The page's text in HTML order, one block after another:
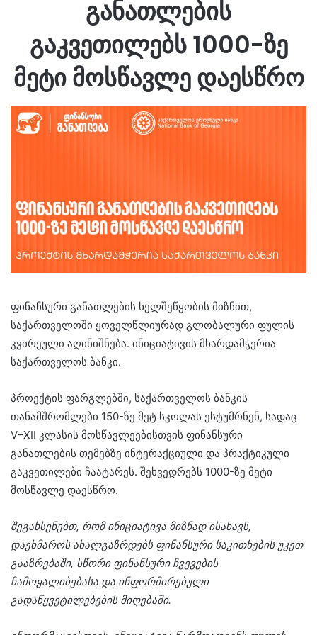
განათლების
გაკვეთილებს 1000-ზე
მეტი მოსწავლე დაესწრო
ფინანსური განათლების ხელშეწყობის მიზნით,
საქართველოში ყოველწლიურად გლობალური ფულის
კვირეული აღინიშნება. ინიციატივის მხარდამჭერია
საქართველოს ბანკი.
პროექტის ფარგლებში, საქართველოს ბანკის
თანამშრომლები 150-ზე მეტ სკოლას ესტუმრნენ, სადაც
V–XII კლასის მოსწავლეებისთვის ფინანსური
განათლების თემებზე ინტერაქციული და პრაქტიკული
გაკვეთილები ჩაატარეს. შეხვედრებს 1000-ზე მეტი
მოსწავლე დაესწრო.
შეგახსენებთ, რომ ინიციატივა მიზნად ისახავს,
დაეხმაროს ახალგაზრდებს ფინანსური საკითხების უკეთ
გააზრებაში, სწორი ფინანსური ჩვევების
ჩამოყალიბებასა და ინფორმირებული
გადაწყვეტილებების მიღებაში.